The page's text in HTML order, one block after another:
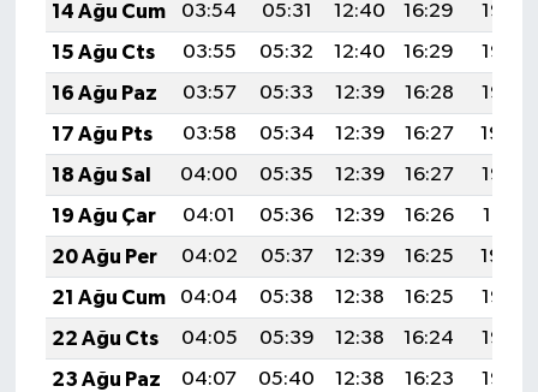
14 Ağu Cum
03:54 05:31 12:40 16:29
19:38
15 Ağu Cts
03:55 05:32 12:40 16:29
19:37
16 Ağu Paz
03:57 05:33 12:39 16:28
19:35
17 Ağu Pts
03:58 05:34 12:39 16:27
19:34
18 Ağu Sal
04:00 05:35 12:39 16:27
19:33
19 Ağu Çar
04:01 05:36 12:39 16:26
19:31
20 Ağu Per
04:02 05:37 12:39 16:25
19:30
21 Ağu Cum
04:04 05:38 12:38 16:25
19:28
22 Ağu Cts
04:05 05:39 12:38 16:24
19:27
23 Ağu Paz
04:07 05:40 12:38 16:23
19:25